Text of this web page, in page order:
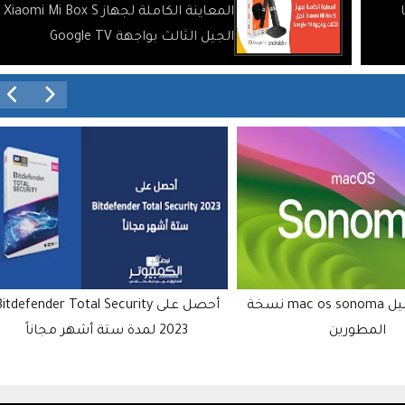
المعاينة الكاملة لجهاز Xiaomi Mi Box S
الجيل الثالث بواجهة Google TV
أحصل على Bitdefender Total Security
ما الجديد في تحديث مايو 2019
10